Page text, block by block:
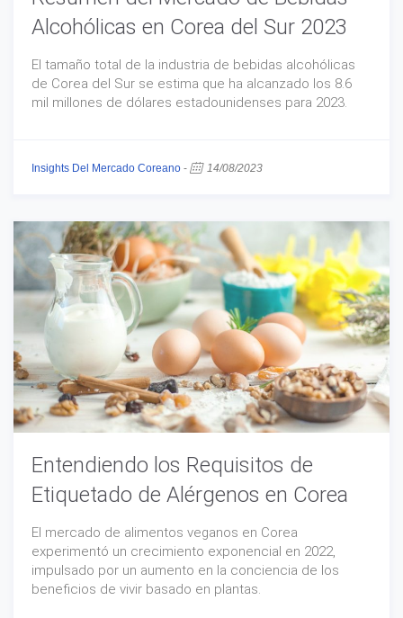
Alcohólicas en Corea del Sur 2023
El tamaño total de la industria de bebidas alcohólicas
de Corea del Sur se estima que ha alcanzado los 8.6
mil millones de dólares estadounidenses para 2023.
Insights Del Mercado Coreano - 14/08/2023
Entendiendo los Requisitos de
Etiquetado de Alérgenos en Corea
El mercado de alimentos veganos en Corea
experimentó un crecimiento exponencial en 2022,
impulsado por un aumento en la conciencia de los
beneficios de vivir basado en plantas.